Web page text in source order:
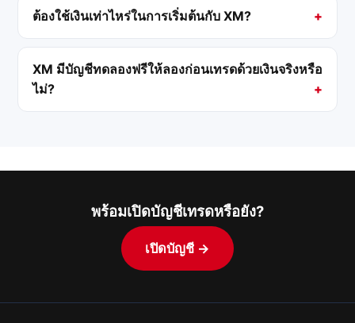
ต้องใช้เงินเท่าไหร่ในการเริ่มต้นกับ XM?
XM มีบัญชีทดลองฟรีให้ลองก่อนเทรดด้วยเงินจริงหรือ
ไม่?
พร้อมเปิดบัญชีเทรดหรือยัง?
เปิดบัญชี →